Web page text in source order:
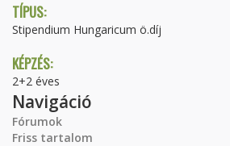
TÍPUS:
Stipendium Hungaricum ö.díj
KÉPZÉS:
2+2 éves
Navigáció
Fórumok
Friss tartalom